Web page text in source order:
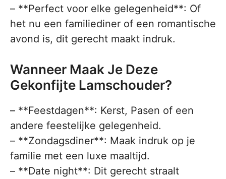
– **Perfect voor elke gelegenheid**: Of
het nu een familiediner of een romantische
avond is, dit gerecht maakt indruk.
Wanneer Maak Je Deze
Gekonfijte Lamschouder?
– **Feestdagen**: Kerst, Pasen of een
andere feestelijke gelegenheid.
– **Zondagsdiner**: Maak indruk op je
familie met een luxe maaltijd.
– **Date night**: Dit gerecht straalt